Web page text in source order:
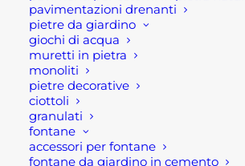
pavimentazioni drenanti
pietre da giardino
giochi di acqua
muretti in pietra
monoliti
pietre decorative
ciottoli
granulati
fontane
accessori per fontane
fontane da giardino in cemento
prezzo:
COVER PER BARBECUE
44,90
TERMORADIATORE
69,90€
Ultimi visti